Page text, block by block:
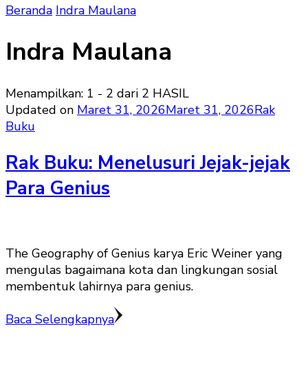
Beranda Indra Maulana
Indra Maulana
Menampilkan: 1 - 2 dari 2 HASIL
Updated on Maret 31, 2026Maret 31, 2026Rak
Buku
Rak Buku: Menelusuri Jejak-jejak
Para Genius
The Geography of Genius karya Eric Weiner yang
mengulas bagaimana kota dan lingkungan sosial
membentuk lahirnya para genius.
Baca Selengkapnya